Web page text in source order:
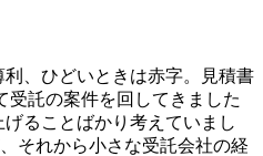
、ひどいときは赤字。見積書
受託の案件を回してきました
ることばかり考えていまし
それから小さな受託会社の経